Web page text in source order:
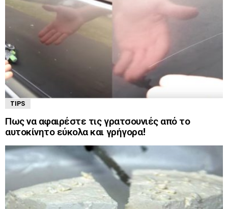
TIPS
Πως να αφαιρέστε τις γρατσουνιές από το
αυτοκίνητο εύκολα και γρήγορα!